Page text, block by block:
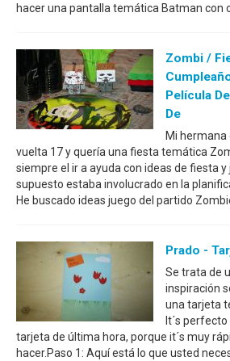
hacer una pantalla temática Batman con
Zombi /
Película
De
Mi hermana
vuelta 17 y quería una fiesta temática
siempre el ir a ayuda con ideas de fiesta y
supuesto estaba involucrado en la
He buscado ideas juego del partido
Prado -
Se trata de
inspiración
una tarjeta
It´s
tarjeta de última hora, porque it´s muy
hacer.Paso 1: Aquí está lo que usted